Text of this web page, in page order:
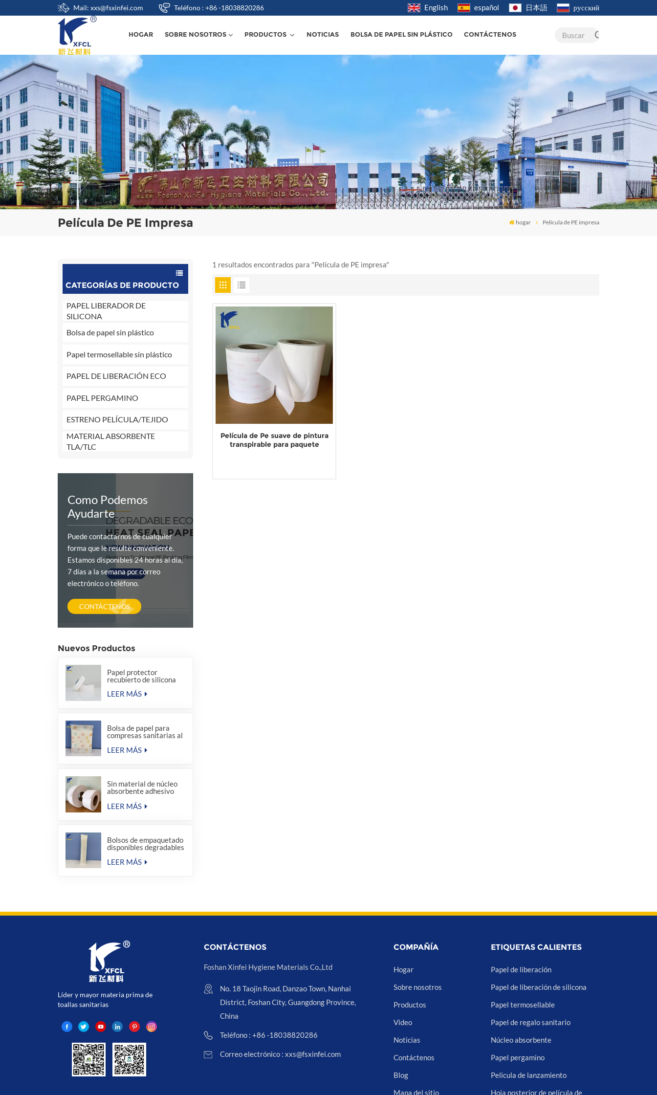
Mail: xxs@fsxinfei.com Teléfono : +86 -18038820286 English español 日本語 русский
HOGAR SOBRE NOSOTROS PRODUCTOS NOTICIAS BOLSA DE PAPEL SIN PLÁSTICO CONTÁCTENOS Buscar
Película De PE Impresa hogar Película de PE impresa
CATEGORÍAS DE PRODUCTO
PAPEL LIBERADOR DE
SILICONA
Bolsa de papel sin plástico
Papel termosellable sin plástico
PAPEL DE LIBERACIÓN ECO
PAPEL PERGAMINO
ESTRENO PELÍCULA/TEJIDO
MATERIAL ABSORBENTE
TLA/TLC
Como Podemos
Ayudarte
Puede contactarnos de cualquier
forma que le resulte conveniente.
Estamos disponibles 24 horas al día,
7 días a la semana por correo
electrónico o teléfono.
CONTÁCTENOS
Nuevos Productos
Papel protector
recubierto de silicona
LEER MÁS
Bolsa de papel para
compresas sanitarias al
por mayor de fábrica
LEER MÁS
Sin material de núcleo
absorbente adhesivo
compresas sanitarias
LEER MÁS
Bolsos de empaquetado
disponibles degradables
del sellado caliente del
equipo de amenidad del
LEER MÁS
1 resultados encontrados para "Película de PE impresa"
Película de Pe suave de pintura
transpirable para paquete
Líder y mayor materia prima de
toallas sanitarias
CONTÁCTENOS
Foshan Xinfei Hygiene Materials Co.,Ltd
No. 18 Taojin Road, Danzao Town, Nanhai
District, Foshan City, Guangdong Province,
China
Teléfono : +86 -18038820286
Correo electrónico : xxs@fsxinfei.com
COMPAÑÍA
Hogar
Sobre nosotros
Productos
Video
Noticias
Contáctenos
Blog
Mapa del sitio
ETIQUETAS CALIENTES
Papel de liberación
Papel de liberación de silicona
Papel termosellable
Papel de regalo sanitario
Núcleo absorbente
Papel pergamino
Pelicula de lanzamiento
Hoja posterior de película de